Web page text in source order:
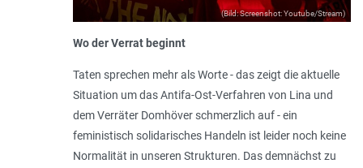
(Bild: Screenshot: Youtube/Stream)
Wo der Verrat beginnt
Taten sprechen mehr als Worte - das zeigt die aktuelle
Situation um das Antifa-­Ost-Verfahren von Lina und
dem Verräter Domhöver schmerzlich auf - ein
feministisch solidarisches Handeln ist leider noch keine
Normalität in unseren Strukturen. Das demnächst zu